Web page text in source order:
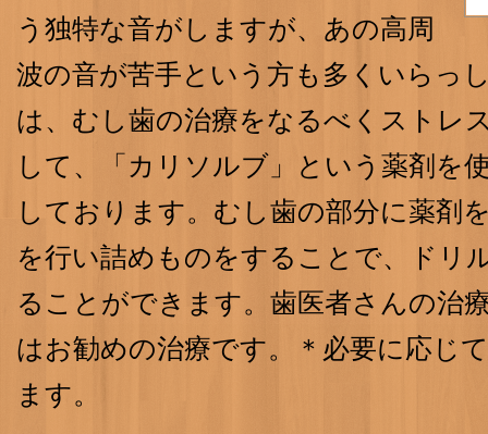
う独特な音がしますが、あの高周
波の音が苦手という方も多くいらっ
は、むし歯の治療をなるべくストレ
して、「カリソルブ」という薬剤を
しております。むし歯の部分に薬剤
を行い詰めものをすることで、ドリ
ることができます。歯医者さんの治
はお勧めの治療です。＊必要に応じ
ます。